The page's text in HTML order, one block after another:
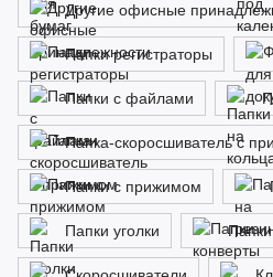
Другие офисные
Папки регистраторы
Папки с файлами
Папка-скоросшиватель с
Папки с прижимом
Папки уголки